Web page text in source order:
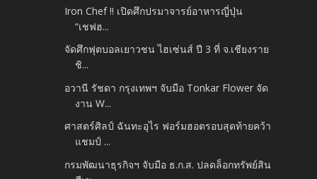
Iron Chef !! เปิดศึกปรมาจารย์อาหารญี่ปุ่น
“เชฟฮ...
จัดศึกฟุตบอลเยาวชน ไฮเซ่นส์ ปี 3 ที่ จ.เชียงราย
ชิ...
อวานี รัชดา กรุงเทพฯ จับมือ Tonkar Flower จัด
งาน W...
ศาสตร์ศิลป์ ฉันทะอุไร ฟอร์มฮอตรอบสุดท้ายคว้า
แชมป์ ...
กรมพัฒนาธุรกิจฯ จับมือ ธ.ก.ส. ปลดล็อกทรัพย์สิน